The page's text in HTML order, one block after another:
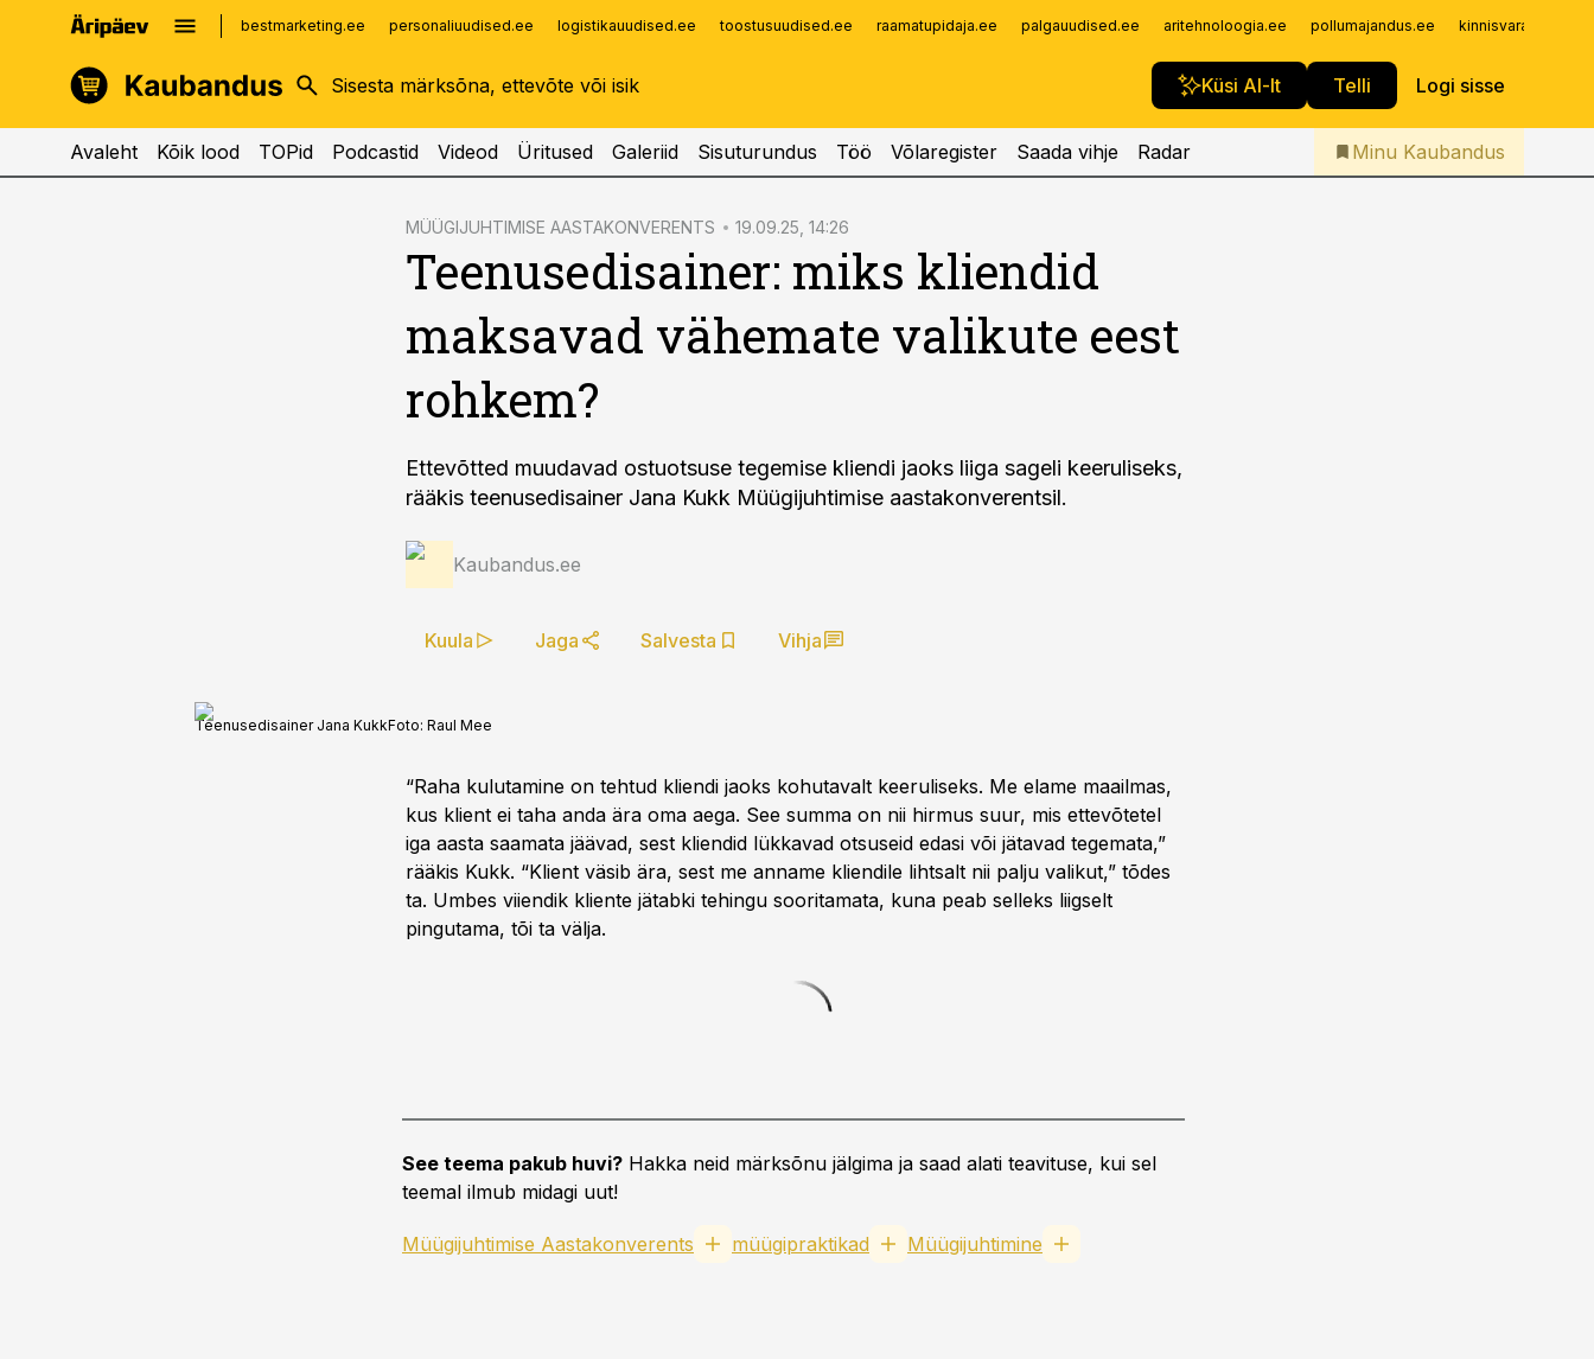
bestmarketing.ee personaliuudised.ee logistikauudised.ee toostusuudised.ee raamatupidaja.ee palgauudised.ee aritehnoloogia.ee pollumajandus.ee
Küsi AI-lt Telli Logi sisse
kinnisvarauudised.ee
logistikauudised.ee
imelineajalugu.ee
Infopank
Iseteenindus
Telli Kaubandus
Avaleht Kõik lood TOPid Podcastid Videod Üritused Galeriid Sisuturundus Töö Võlaregister Saada vihje Radar Minu Kaubandus
MÜÜGIJUHTIMISE AASTAKONVERENTS 19.09.25, 14:26
Teenusedisainer: miks kliendid
maksavad vähemate valikute eest
rohkem?
Ettevõtted muudavad ostuotsuse tegemise kliendi jaoks liiga sageli keeruliseks,
rääkis teenusedisainer Jana Kukk Müügijuhtimise aastakonverentsil.
Kaubandus.ee
Kuula Jaga Salvesta Vihja
Teenusedisainer Jana KukkFoto: Raul Mee
“Raha kulutamine on tehtud kliendi jaoks kohutavalt keeruliseks. Me elame maailmas,
kus klient ei taha anda ära oma aega. See summa on nii hirmus suur, mis ettevõtetel
iga aasta saamata jäävad, sest kliendid lükkavad otsuseid edasi või jätavad tegemata,”
rääkis Kukk. “Klient väsib ära, sest me anname kliendile lihtsalt nii palju valikut,” tõdes
ta. Umbes viiendik kliente jätabki tehingu sooritamata, kuna peab selleks liigselt
pingutama, tõi ta välja.
See teema pakub huvi? Hakka neid märksõnu jälgima ja saad alati teavituse, kui sel
teemal ilmub midagi uut!
Müügijuhtimise Aastakonverents müügipraktikad Müügijuhtimine